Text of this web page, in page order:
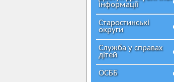
інформації
Старостинські
округи
Служба у справах
дітей
ОСББ